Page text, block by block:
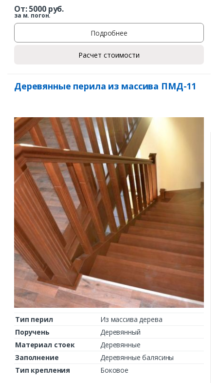
От:5000руб.
за м. погон.
Подробнее
Расчет стоимости
Деревянные перила из массива ПМД-11
Тип перил
Из массива дерева
Поручень
Деревянный
Материал стоек
Деревянные
Заполнение
Деревянные балясины
Тип крепления
Боковое